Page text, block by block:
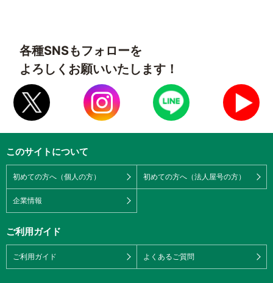
各種SNSもフォローを
よろしくお願いいたします！
このサイトについて
初めての方へ（個人の方） 初めての方へ（法人屋号の方）
企業情報
ご利用ガイド
ご利用ガイド よくあるご質問